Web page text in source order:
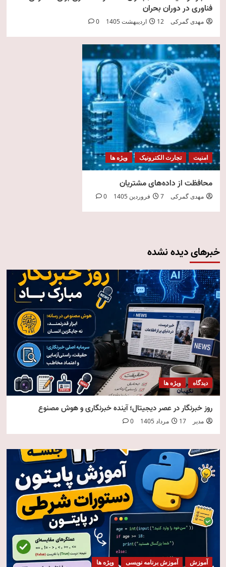
فناوری در دوران بحران
مهدی گمرکی 12 اردیبهشت 1405 0
امنیت تجارت الکترونیک ویژه ها
محافظت از داده‌های مشتریان
مهدی گمرکی 7 فروردین 1405 0
خبرهای دیده نشده
دیدگاه ویژه ها
روز خبرنگار در عصر دیجیتال؛ آینده خبرنگاری و هوش مصنوع
مدیر 17 مرداد 1405 0
آموزش آموزش برنامه نویسی ویژه ها